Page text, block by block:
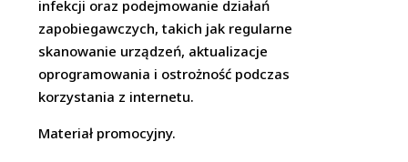
infekcji oraz podejmowanie działań
zapobiegawczych, takich jak regularne
skanowanie urządzeń, aktualizacje
oprogramowania i ostrożność podczas
korzystania z internetu.
Materiał promocyjny.